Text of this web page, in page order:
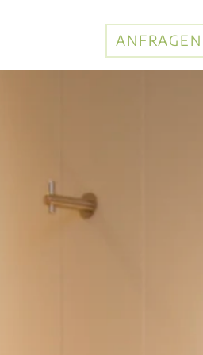
ANFRAGEN